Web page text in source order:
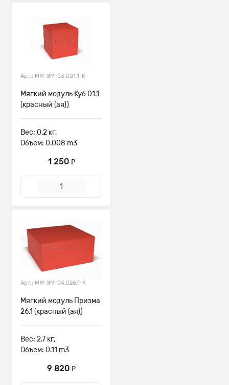
Арт.: ММ-ЭМ-03.001.1-К
Мягкий модуль Куб 01.1
(красный (ая))
Вес: 0.2 кг,
Объем: 0.008 m3
1 250 ₽
Арт.: ММ-ЭМ-04.026.1-К
Мягкий модуль Призма
26.1 (красный (ая))
Вес: 2.7 кг,
Объем: 0.11 m3
9 820 ₽